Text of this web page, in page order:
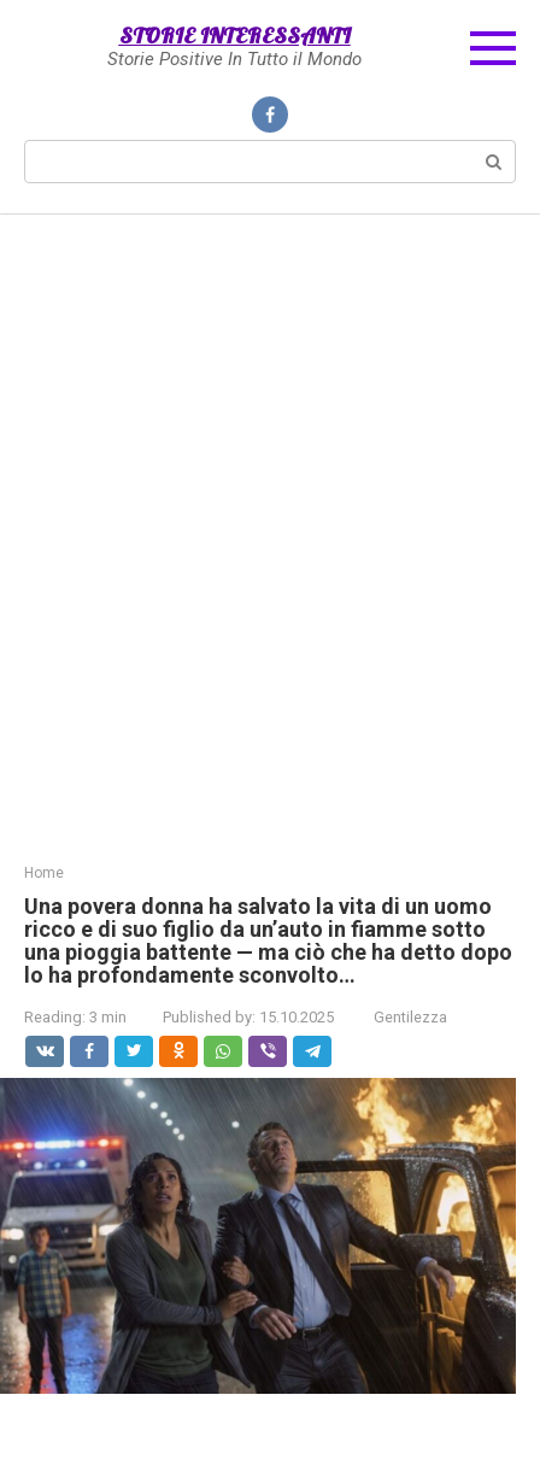
STORIE INTERESSANTI
Storie Positive In Tutto il Mondo
Home
Una povera donna ha salvato la vita di un uomo
ricco e di suo figlio da un’auto in fiamme sotto
una pioggia battente — ma ciò che ha detto dopo
lo ha profondamente sconvolto…
Reading: 3 min Published by: 15.10.2025 Gentilezza